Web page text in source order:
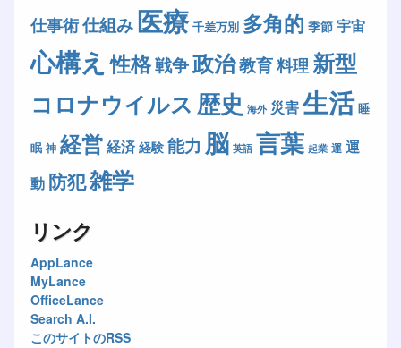
仕事術仕組み医療 千差万別 多角的 季節 宇宙
心構え 性格戦争政治教育料理 新型
コロナウイルス 歴史 海外 災害生活 睡
眠 神 経営経済 経験 能力 脳 英語 言葉 起業 運 運
動 防犯雑学
リンク
AppLance
MyLance
OfficeLance
Search A.I.
このサイトのRSS